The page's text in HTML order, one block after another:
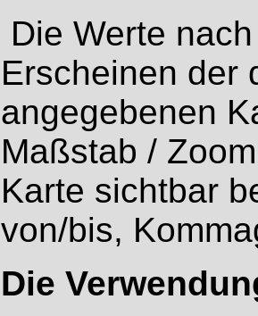
Die Werte
Erscheinen der
angegebenen
Maßstab /
Karte sichtbar
von/bis,
Die